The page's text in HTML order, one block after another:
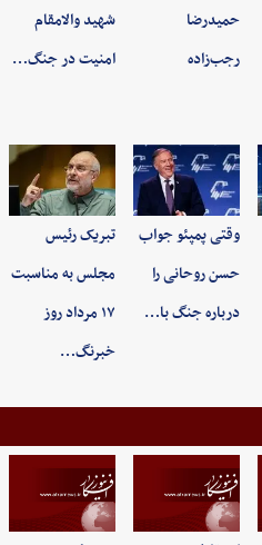
حمیدرضا
رجب‌زاده
شهید والامقام
امنیت در جنگ…
وقتی پمپئو جواب
حسن روحانی را
درباره جنگ با…
تبریک رئیس
مجلس به مناسبت
۱۷ مرداد روز
خبرنگ…